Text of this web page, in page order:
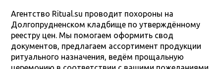
Агентство Ritual.su проводит похороны на
Долгопрудненском кладбище по утверждённому
реестру цен. Мы помогаем оформить свод
документов, предлагаем ассортимент продукции
ритуального назначения, ведём прощальную